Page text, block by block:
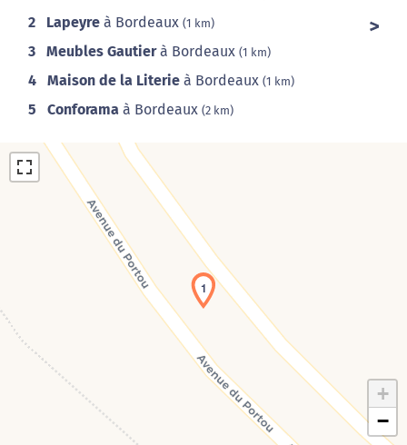
2 Lapeyre à Bordeaux (1 km)
3 Meubles Gautierà Bordeaux (1 km)
4 Maison de la Literie à Bordeaux (1 km)
5 Conforama à Bordeaux (2 km)
Chargement de la carte en cours...
1
+
−